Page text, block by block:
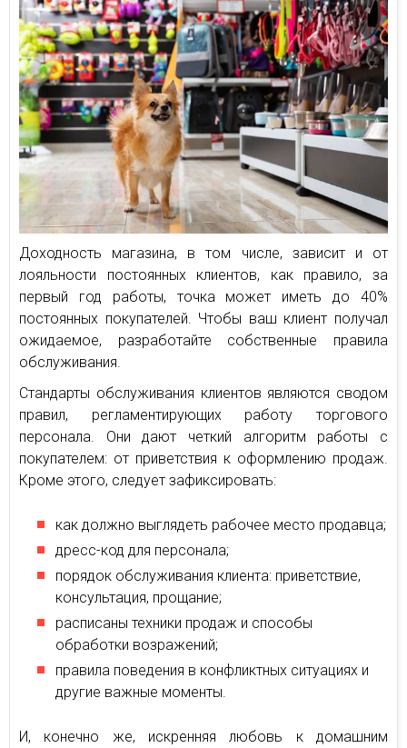
Доходность магазина, в том числе, зависит и от
лояльности постоянных клиентов, как правило, за
первый год работы, точка может иметь до 40%
постоянных покупателей. Чтобы ваш клиент получал
ожидаемое, разработайте собственные правила
обслуживания.
Стандарты обслуживания клиентов являются сводом
правил, регламентирующих работу торгового
персонала. Они дают четкий алгоритм работы с
покупателем: от приветствия к оформлению продаж.
Кроме этого, следует зафиксировать:
как должно выглядеть рабочее место продавца;
дресс-код для персонала;
порядок обслуживания клиента: приветствие,
консультация, прощание;
расписаны техники продаж и способы
обработки возражений;
правила поведения в конфликтных ситуациях и
другие важные моменты.
И, конечно же, искренняя любовь к домашним